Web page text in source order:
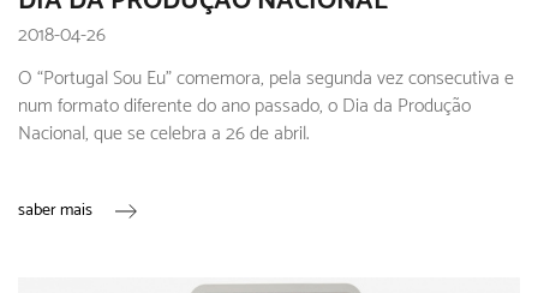
2018-04-26
O “Portugal Sou Eu” comemora, pela segunda vez consecutiva e
num formato diferente do ano passado, o Dia da Produção
Nacional, que se celebra a 26 de abril.
saber mais